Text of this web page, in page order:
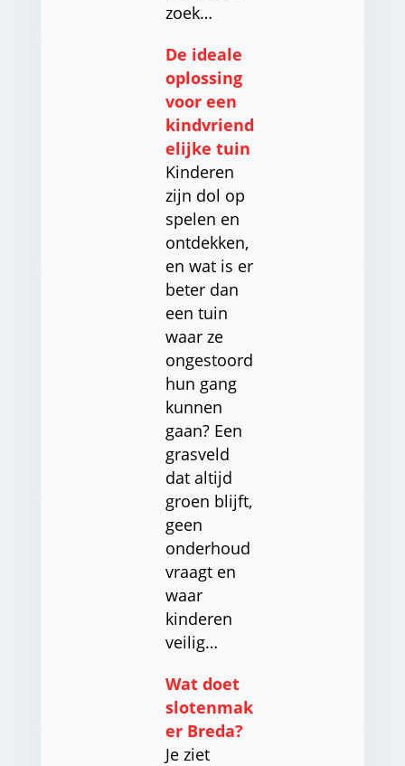
zoek…
De ideale
oplossing
voor een
kindvriend
elijke tuin
Kinderen
zijn dol op
spelen en
ontdekken,
en wat is er
beter dan
een tuin
waar ze
ongestoord
hun gang
kunnen
gaan? Een
grasveld
dat altijd
groen blijft,
geen
onderhoud
vraagt en
waar
kinderen
veilig…
Wat doet
slotenmak
er Breda?
Je ziet